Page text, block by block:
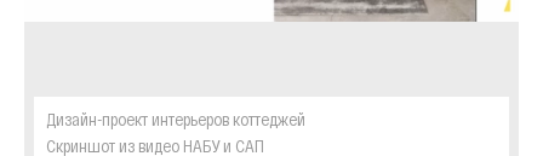
Дизайн-проект интерьеров коттеджей
Скриншот из видео НАБУ и САП